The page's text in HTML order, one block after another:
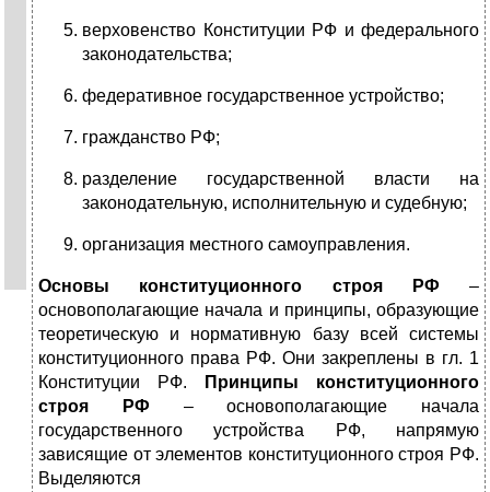
верховенство Конституции РФ и федерального
законодательства;
федеративное государственное устройство;
гражданство РФ;
разделение государственной власти на
законодательную, исполнительную и судебную;
организация местного самоуправления.
Основы конституционного строя РФ –
основополагающие начала и принципы, образующие
теоретическую и нормативную базу всей системы
конституционного права РФ. Они закреплены в гл. 1
Конституции РФ.
Принципы конституционного
строя РФ – основополагающие начала
государственного устройства РФ, напрямую
зависящие от элементов конституционного строя РФ.
Выделяются